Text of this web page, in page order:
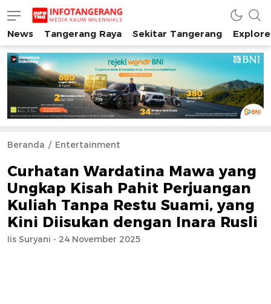
INFO TANGERANG
Media Kaum Millenials Tangerang Raya
News Tangerang Raya Sekitar Tangerang
Beranda Entertainment
Curhatan Wardatina Mawa yang
Ungkap Kisah Pahit Perjuangan
Kuliah Tanpa Restu Suami, yang
Kini Diisukan dengan Inara Rusli
Iis Suryani - 24 November 2025